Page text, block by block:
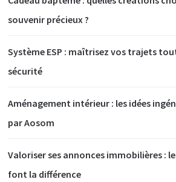
souvenir précieux ?
Système ESP : maîtrisez vos trajets
sécurité
Aménagement intérieur : les idées
par Aosom
Valoriser ses annonces immobilières :
font la différence